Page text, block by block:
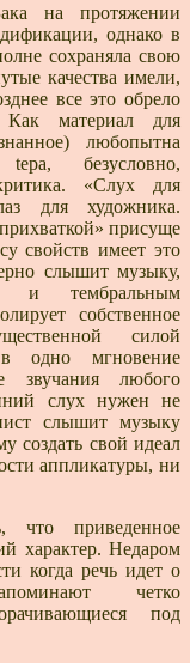
на протяже­нии
однако в
сохраняла свою
качества имели,
все это обрело
Как материал для
любопытна
безусловно,
«Слух для
для художника.
присуще
свойств имеет это
слышит музыку,
и тембральным
собственное
силой
в одно мгновение
звучания любого
слух нужен не
слышит музыку
создать свой идеал
аппликатуры, ни
что приведенное
характер. Не­даром
когда речь идет о
четко
под